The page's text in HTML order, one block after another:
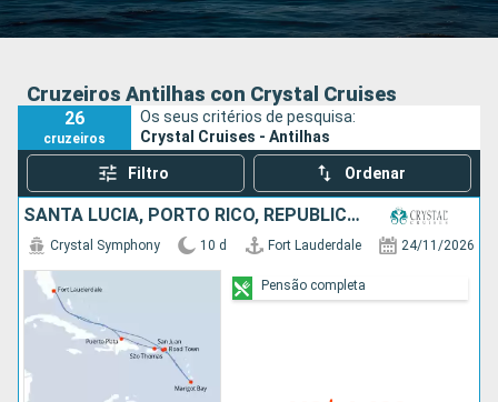
Cidades Companhias
Cruzeiros Antilhas con Crystal Cruises
26
cruzeiros
Os seus critérios de pesquisa:
Crystal Cruises - Antilhas
Filtro Ordenar
SANTA LUCIA, PORTO RICO, REPUBLICA DOMINICANA, ESTADOS UNIDOS
Crystal Symphony 10 d Fort Lauderdale 24/11/2026
Pensão completa